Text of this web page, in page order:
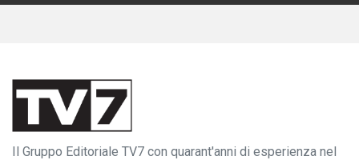
Il Gruppo Editoriale TV7 con quarant'anni di esperienza nel